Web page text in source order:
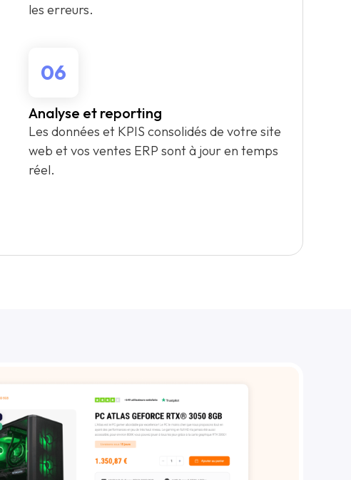
les erreurs.
06
Analyse et reporting
Les données et KPIS consolidés de votre site
web et vos ventes ERP sont à jour en temps
réel.